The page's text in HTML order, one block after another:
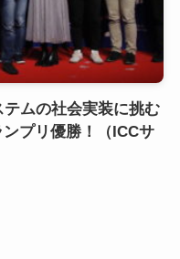
テムの社会実装に挑む
ンプリ優勝！（ICCサ